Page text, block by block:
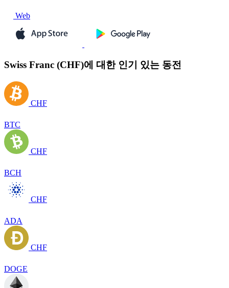
Web
Swiss Franc (CHF)에 대한 인기 있는 동전
CHF
BTC
CHF
BCH
CHF
ADA
CHF
DOGE